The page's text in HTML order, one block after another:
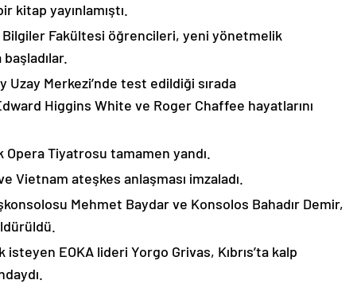
kitap yayınlamıştı.
Bilgiler Fakültesi öğrencileri, yeni yönetmelik
Uzay Merkezi’nde test edildiği sırada
Higgins White ve Roger Chaffee hayatlarını
Opera Tiyatrosu tamamen yandı.
Vietnam ateşkes anlaşması imzaladı.
Mehmet Baydar ve Konsolos Bahadır Demir,
isteyen EOKA lideri Yorgo Grivas, Kıbrıs’ta kalp